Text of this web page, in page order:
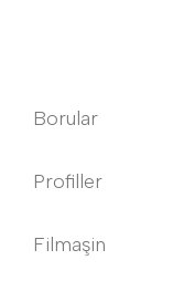
Borular
Profiller
Filmaşin